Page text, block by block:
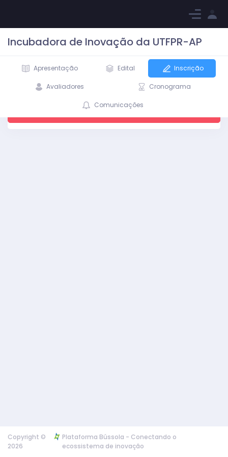
Incubadora de Inovação da UTFPR-AP
Apresentação Edital Inscrição
Avaliadores Cronograma
Comunicações
Copyright ©
2026
Plataforma Bússola - Conectando o
ecossistema de inovação